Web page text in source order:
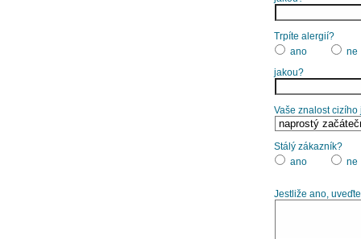
Trpíte alergií?
ano
ne
jakou?
Vaše znalost cizího
Stálý zákazník?
ano
ne
Jestliže ano,